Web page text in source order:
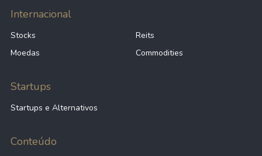
Internacional
Stocks
Reits
Moedas
Commodities
Startups
Startups e Alternativos
Conteúdo